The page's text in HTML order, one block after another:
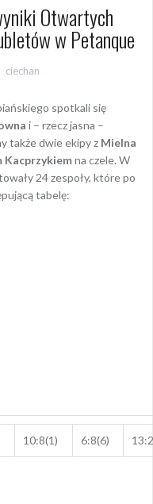
Otwartych
w Petanque
ciechan
spotkali się
i – rzecz jasna –
także dwie ekipy z Mielna
Kacprzykiemna czele. W
24 zespoły, które po
tabelę:
10:8(1) 6:8(6)